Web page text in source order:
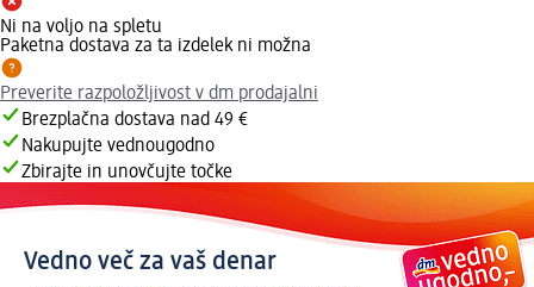
Ni na voljo na spletu
Paketna dostava za ta izdelek ni možna
Preverite razpoložljivost v dm prodajalni
Brezplačna dostava nad 49 €
Nakupujte vednougodno
Zbirajte in unovčujte točke
Vedno več za vaš denar